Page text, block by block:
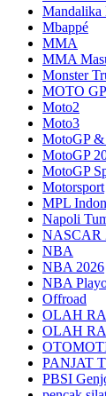
Mandalika
Mbappé
MMA
MMA
Monster
MOTO GP
Moto2
Moto3
MotoGP &
MotoGP
MotoGP
Motorsport
MPL
Napoli
NASCAR
NBA
NBA 2026
NBA
Offroad
OLAH
OLAH
PANJAT
PBSI